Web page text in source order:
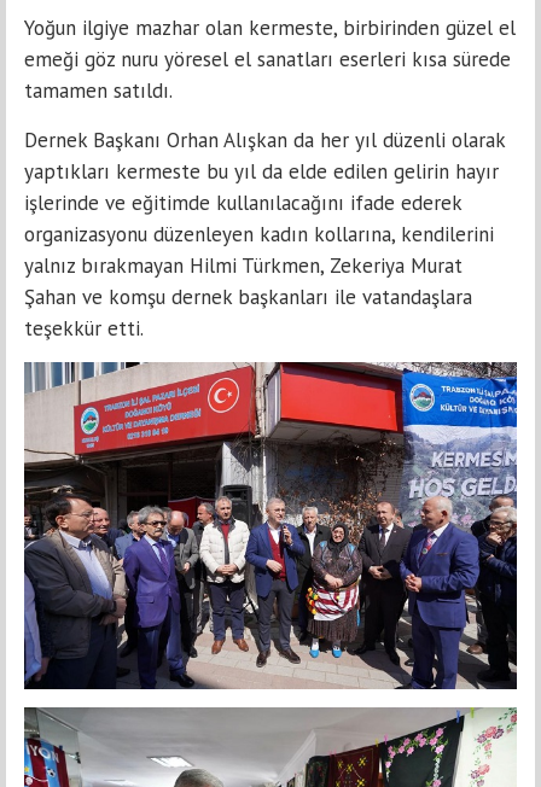
Yoğun ilgiye mazhar olan kermeste, birbirinden güzel el
emeği göz nuru yöresel el sanatları eserleri kısa sürede
tamamen satıldı.
Dernek Başkanı Orhan Alışkan da her yıl düzenli olarak
yaptıkları kermeste bu yıl da elde edilen gelirin hayır
işlerinde ve eğitimde kullanılacağını ifade ederek
organizasyonu düzenleyen kadın kollarına, kendilerini
yalnız bırakmayan Hilmi Türkmen, Zekeriya Murat
Şahan ve komşu dernek başkanları ile vatandaşlara
teşekkür etti.